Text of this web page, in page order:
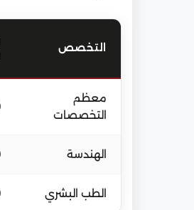
التخصص
معظم
التخصصات
الهندسة
الطب البشري